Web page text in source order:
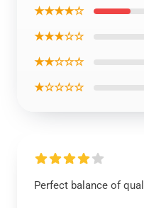
★★★★☆
★★★☆☆
★★☆☆☆
★☆☆☆☆
Perfect balance of